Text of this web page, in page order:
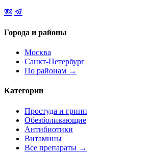
Города и районы
Москва
Санкт-Петербург
По районам →
Категории
Простуда и грипп
Обезболивающие
Антибиотики
Витамины
Все препараты →